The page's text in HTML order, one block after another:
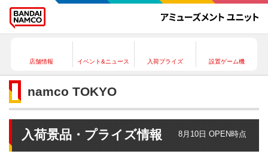
店舗情報 イベント&ニュース 入荷プライズ 設置ゲーム機
namco TOKYO
入荷景品・プライズ情報 8月10日 OPEN時点